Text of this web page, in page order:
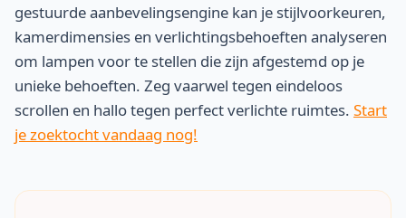
gestuurde aanbevelingsengine kan je stijlvoorkeuren,
kamerdimensies en verlichtingsbehoeften analyseren
om lampen voor te stellen die zijn afgestemd op je
unieke behoeften. Zeg vaarwel tegen eindeloos
scrollen en hallo tegen perfect verlichte ruimtes. Start
je zoektocht vandaag nog!